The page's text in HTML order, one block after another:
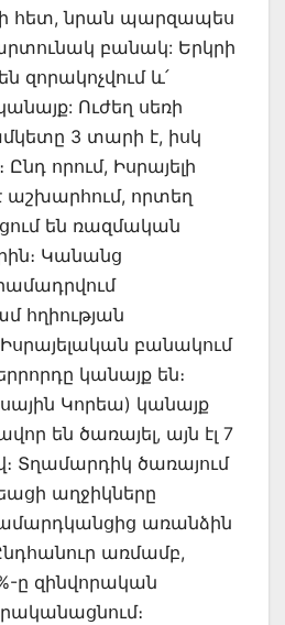
հետ, նրան պարզապես
բանակ: Երկրի
զորակոչվում և՛
Ուժեղ սեռի
3 տարի է, իսկ
Ընդ որում, Իսրայելի
աշխարհում, որտեղ
են ռազմական
Կանանց
հղիության
բանակում
կանայք են։
Կորեա) կանայք
են ծառայել, այն էլ 7
Տղամարդիկ ծառայում
աղջիկները
առանձին
առմամբ,
ը զինվորական